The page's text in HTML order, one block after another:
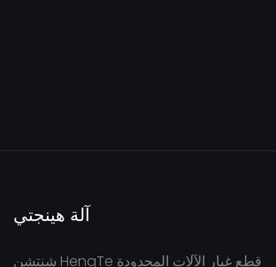
آلة هينجتي
شنتشن HengTe قطع غيار الآلات المحدودة